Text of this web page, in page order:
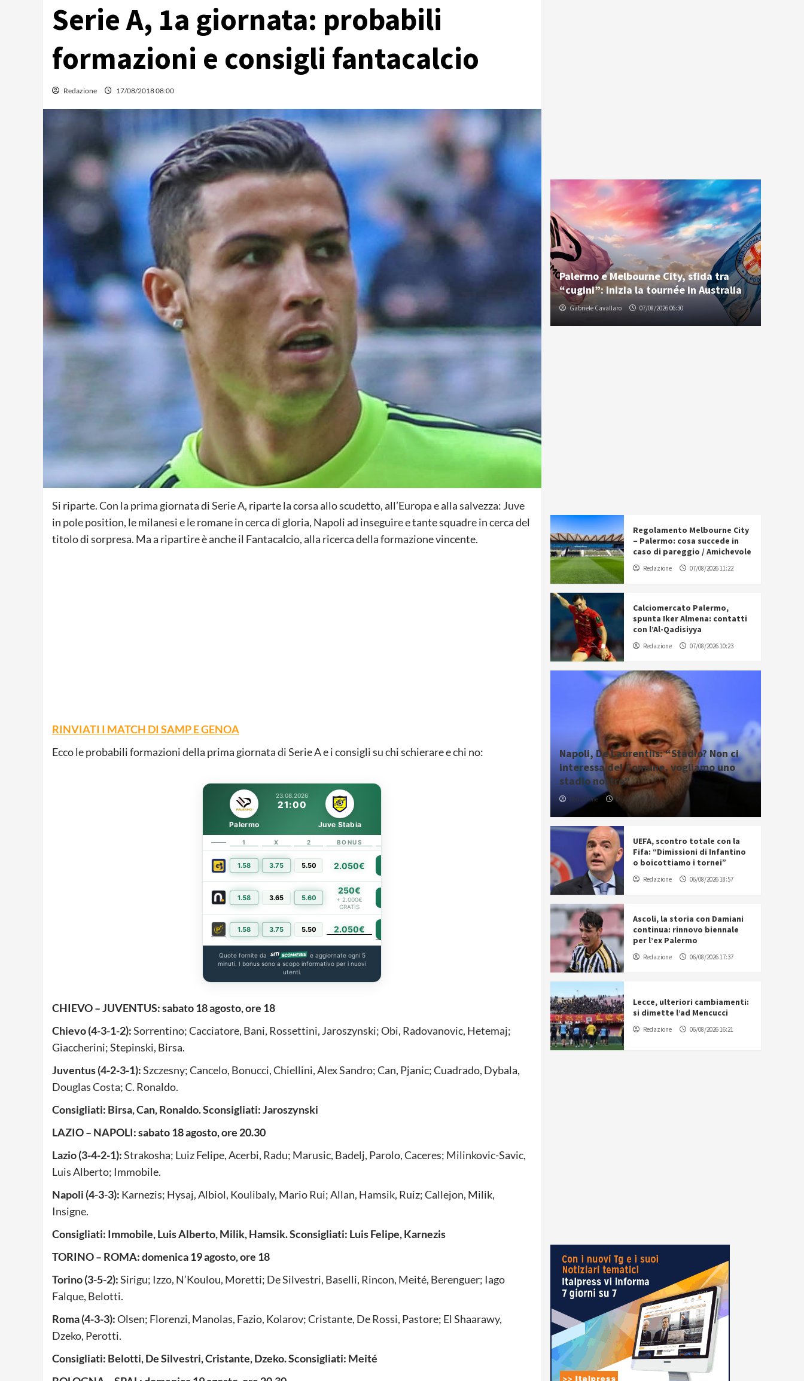
Serie A, 1a giornata: probabili
formazioni e consigli fantacalcio
Redazione 17/08/2018 08:00
Si riparte. Con la prima giornata di Serie A, riparte la corsa allo scudetto, all’Europa e alla salvezza: Juve
in pole position, le milanesi e le romane in cerca di gloria, Napoli ad inseguire e tante squadre in cerca del
titolo di sorpresa. Ma a ripartire è anche il Fantacalcio, alla ricerca della formazione vincente.
RINVIATI I MATCH DI SAMP E GENOA
Ecco le probabili formazioni della prima giornata di Serie A e i consigli su chi schierare e chi no:
23.08.2026
21:00
Palermo Juve Stabia
1 X 2 BONUS
1.58 3.75 5.50 2.050€
1.58 3.65 5.60
250€
+ 2.000€
GRATIS
1.58 3.75 5.50 2.050€
Quote fornite da
e aggiornate ogni 5
minuti. I bonus sono a scopo informativo per i nuovi
utenti.
CHIEVO – JUVENTUS: sabato 18 agosto, ore 18
Chievo (4-3-1-2):Sorrentino; Cacciatore, Bani, Rossettini, Jaroszynski; Obi, Radovanovic, Hetemaj;
Giaccherini; Stepinski, Birsa.
Juventus (4-2-3-1):Szczesny; Cancelo, Bonucci, Chiellini, Alex Sandro; Can, Pjanic; Cuadrado, Dybala,
Douglas Costa; C. Ronaldo.
Consigliati: Birsa, Can, Ronaldo. Sconsigliati: Jaroszynski
LAZIO – NAPOLI: sabato 18 agosto, ore 20.30
Lazio (3-4-2-1):Strakosha; Luiz Felipe, Acerbi, Radu; Marusic, Badelj, Parolo, Caceres; Milinkovic-Savic,
Luis Alberto; Immobile.
Napoli (4-3-3): Karnezis; Hysaj, Albiol, Koulibaly, Mario Rui; Allan, Hamsik, Ruiz; Callejon, Milik,
Insigne.
Consigliati: Immobile, Luis Alberto, Milik, Hamsik. Sconsigliati: Luis Felipe, Karnezis
TORINO – ROMA: domenica 19 agosto, ore 18
Torino (3-5-2):Sirigu; Izzo, N’Koulou, Moretti; De Silvestri, Baselli, Rincon, Meité, Berenguer; Iago
Falque, Belotti.
Roma (4-3-3):Olsen; Florenzi, Manolas, Fazio, Kolarov; Cristante, De Rossi, Pastore; El Shaarawy,
Dzeko, Perotti.
Consigliati: Belotti, De Silvestri, Cristante, Dzeko. Sconsigliati: Meité
Palermo e Melbourne City, sfida tra
“cugini”: inizia la tournée in Australia
Gabriele Cavallaro 07/08/2026 06:30
Regolamento Melbourne City
– Palermo: cosa succede in
caso di pareggio / Amichevole
Redazione 07/08/2026 11:22
Calciomercato Palermo,
spunta Iker Almena: contatti
con l’Al-Qadisiyya
Redazione 07/08/2026 10:23
Napoli, De Laurentiis: “Stadio? Non ci
interessa del Comune, vogliamo uno
stadio nostro”
Redazione 06/08/2026 20:43
UEFA, scontro totale con la
Fifa: “Dimissioni di Infantino
o boicottiamo i tornei”
Redazione 06/08/2026 18:57
Ascoli, la storia con Damiani
continua: rinnovo biennale
per l’ex Palermo
Redazione 06/08/2026 17:37
Lecce, ulteriori cambiamenti:
si dimette l’ad Mencucci
Redazione 06/08/2026 16:21